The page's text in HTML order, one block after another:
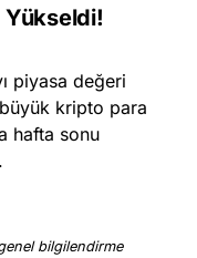
Yükseldi!
piyasa değeri
büyük kripto para
hafta sonu
bilgilendirme